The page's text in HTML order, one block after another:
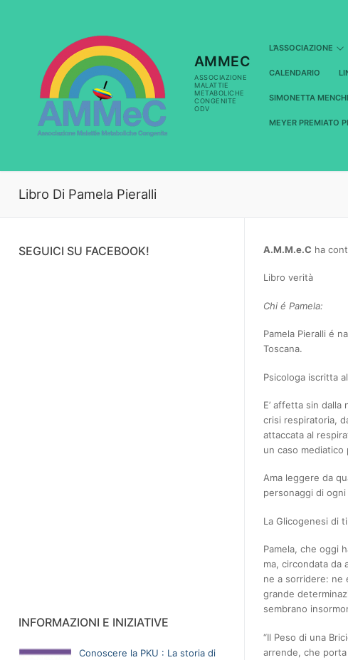
AMMEC
ASSOCIAZIONE
MALATTIE
METABOLICHE
CONGENITE
ODV
L’ASSOCIAZIONE
CALENDARIO
SIMONETTA
MEYER PREMIATO
Libro Di Pamela Pieralli
A.M.M.e.C ha
Libro verità
Chi é Pamela:
Pamela Pieralli é
Toscana.
Psicologa iscritta
E’ affetta sin dalla
crisi respiratoria,
attaccata al
un caso mediatico
Ama leggere da
personaggi di
La Glicogenesi di
Pamela, che oggi
ma, circondata da
ne a sorridere: ne
grande
sembrano
“Il Peso di una
arrende, che
SEGUICI SU FACEBOOK!
INFORMAZIONI E INIZIATIVE
Conoscere la PKU : La storia di